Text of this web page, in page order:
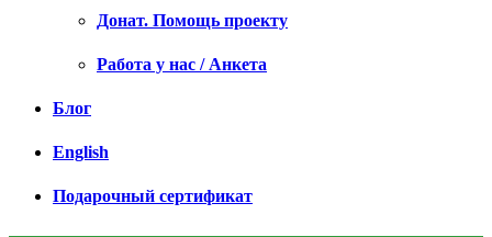
Донат. Помощь проекту
Работа у нас / Анкета
Блог
English
Подарочный сертификат